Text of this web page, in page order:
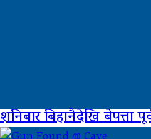
शनिबार बिहानैदेखि बेपत्ता